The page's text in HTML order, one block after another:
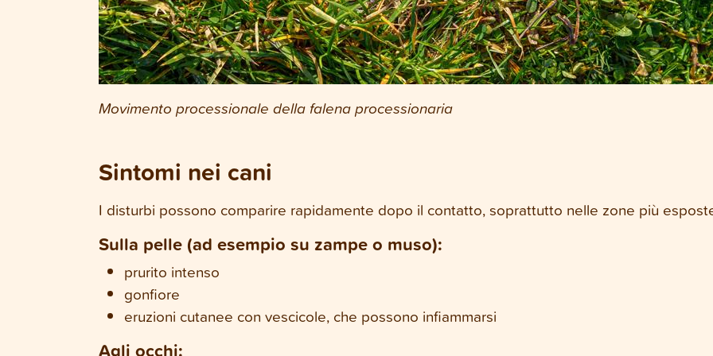
Movimento processionale della falena processionaria
Sintomi nei cani
I disturbi possono comparire rapidamente dopo il contatto, soprattutto nelle zone più
Sulla pelle (ad esempio su zampe o muso):
prurito intenso
gonfiore
eruzioni cutanee con vescicole, che possono infiammarsi
Agli occhi: